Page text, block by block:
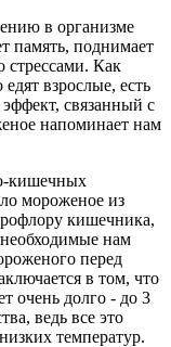
в организме
память, поднимает
стрессами. Как
взрослые, есть
связанный с
напоминает нам
кишечных
мороженое из
кишечника,
нам
перед
в том, что
очень долго - до 3
ведь все это
температур.